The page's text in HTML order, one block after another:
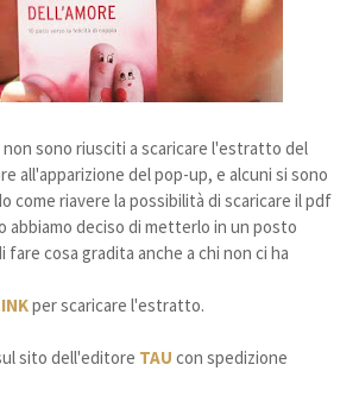
non sono riusciti a scaricare l'estratto del
all'apparizione del pop-up, e alcuni si sono
come riavere la possibilità di scaricare il pdf
abbiamo deciso di metterlo in un posto
cosa gradita anche a chi non ci ha
per scaricare l'estratto.
sito dell'editore TAU con spedizione